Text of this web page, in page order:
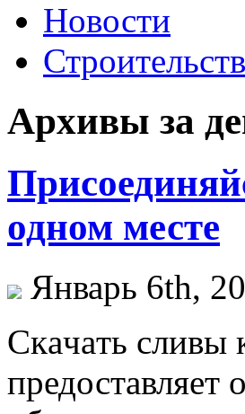
Новости
Архивы за
одном месте
Январь 6th,
Скaчaть сливы
предоставляет